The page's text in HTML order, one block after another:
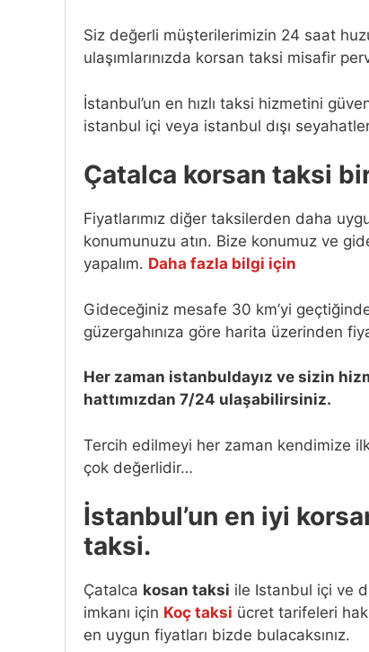
Siz değerli müşterilerimizin 24 saat
ulaşımlarınızda korsan taksi misafir
İstanbul’un en hızlı taksi hizmetini
istanbul içi veya istanbul dışı
Çatalca korsan taksi
Fiyatlarımız diğer taksilerden daha
konumunuzu atın. Bize konumuz ve
yapalım. Daha fazla bilgi için
Gideceğiniz mesafe 30 km’yi
güzergahınıza göre harita üzerinden
Her zaman istanbuldayız ve sizin
hattımızdan 7/24 ulaşabilirsiniz.
Tercih edilmeyi her zaman kendimize
çok değerlidir…
İstanbul’un en iyi
taksi.
Çatalca kosan taksi ile Istanbul içi ve
imkanı için Koç taksi ücret tarifeleri
en uygun fiyatları bizde bulacaksınız.